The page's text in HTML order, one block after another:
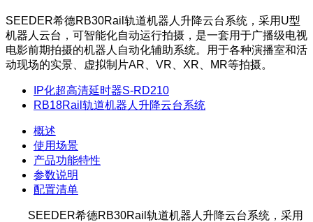
SEEDER希德RB30Rail轨道机器人升降云台系统，采用U型
机器人云台，可智能化自动运行拍摄，是一套用于广播级电视
电影前期拍摄的机器人自动化辅助系统。用于各种演播室和活
动现场的实景、虚拟制片AR、VR、XR、MR等拍摄。
IP化超高清延时器S-RD210
RB18Rail轨道机器人升降云台系统
概述
使用场景
产品功能特性
参数说明
配置清单
SEEDER希德RB30Rail轨道机器人升降云台系统，采用